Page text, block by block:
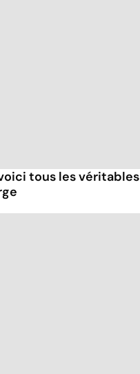
tous les véritables